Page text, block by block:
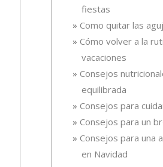
fiestas
Como quitar las
Cómo volver a la
vacaciones
Consejos
equilibrada
Consejos para
Consejos para un
Consejos para una
en Navidad